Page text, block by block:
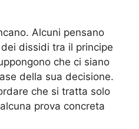
Alcuni pensano
dissidi tra il principe
che ci siano
della sua decisione.
che si tratta solo
prova concreta